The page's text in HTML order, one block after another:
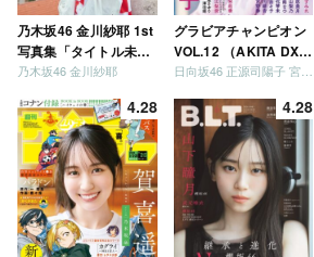
乃木坂46 金川紗耶 1st
写真集「タイトル未
定」
乃木坂46 金川紗耶
グラビアチャンピオン
VOL.12 （AKITA DXシ
リーズ）
日向坂46 正源司陽子 宮地すみれ
4.28 4.28